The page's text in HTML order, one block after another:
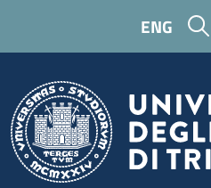
ENG Cerca